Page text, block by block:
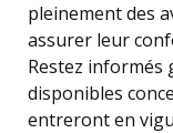
pleinement des
assurer leur
Restez informés
disponibles
entreront en